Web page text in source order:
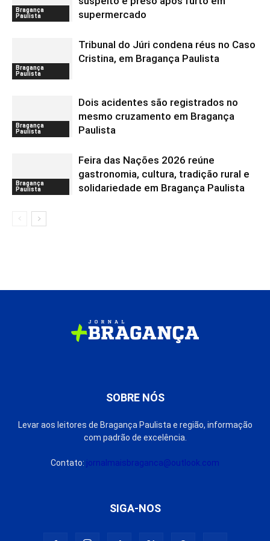
Bragança
Paulista
supermercado
Bragança
Paulista
Tribunal do Júri condena réus no Caso
Cristina, em Bragança Paulista
Bragança
Paulista
Dois acidentes são registrados no
mesmo cruzamento em Bragança
Paulista
Bragança
Paulista
Feira das Nações 2026 reúne
gastronomia, cultura, tradição rural e
solidariedade em Bragança Paulista
SOBRE NÓS
Levar aos leitores de Bragança Paulista e região, informação
com padrão de excelência.
Contato: jornalmaisbraganca@outlook.com
SIGA-NOS